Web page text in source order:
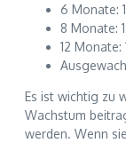
6 Monate:
8 Monate:
12 Monate:
Es ist wichtig zu
Wachstum
werden. Wenn